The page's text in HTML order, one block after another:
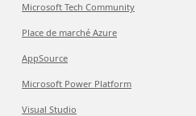
Microsoft Tech Community
Place de marché Azure
AppSource
Microsoft Power Platform
Visual Studio